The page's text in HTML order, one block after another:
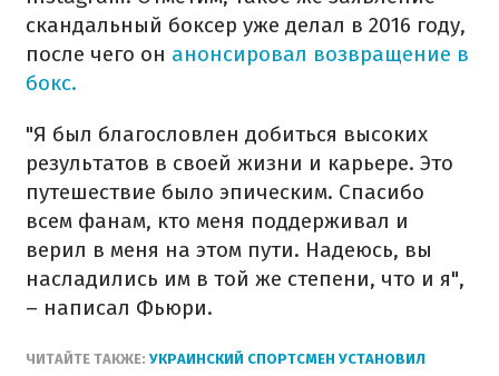
скандальный боксер уже делал в 2016 году,
после чего он анонсировал возвращение в
бокс.
"Я был благословлен добиться высоких
результатов в своей жизни и карьере. Это
путешествие было эпическим. Спасибо
всем фанам, кто меня поддерживал и
верил в меня на этом пути. Надеюсь, вы
насладились им в той же степени, что и я",
– написал Фьюри.
ЧИТАЙТЕ ТАКЖЕ: УКРАИНСКИЙ СПОРТСМЕН УСТАНОВИЛ